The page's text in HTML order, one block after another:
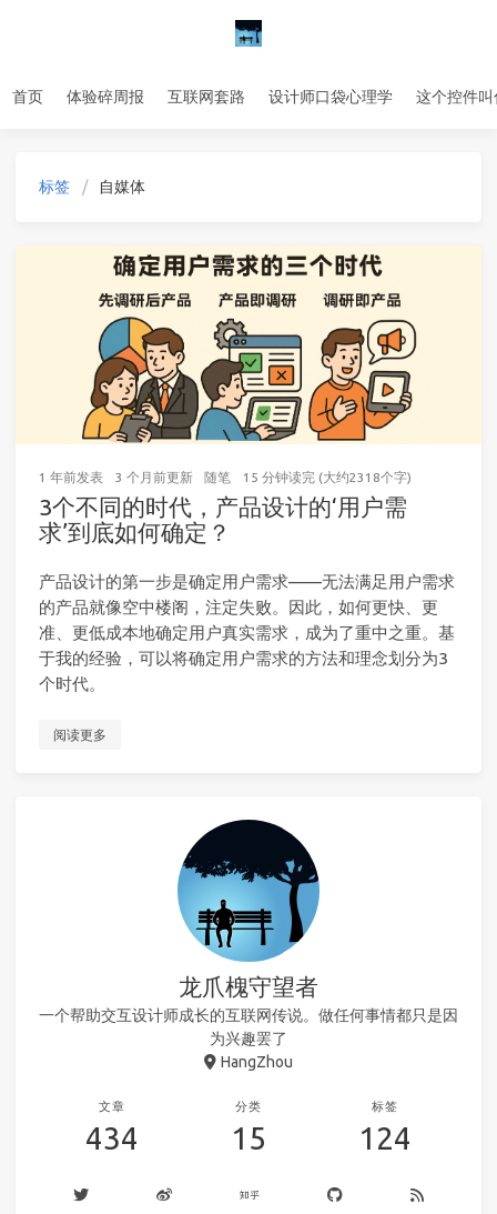
首页 体验碎周报 互联网套路 设计师口袋心理学 这个控件叫
标签 自媒体
1 年前发表 3 个月前更新 随笔 15 分钟读完 (大约2318个字)
3个不同的时代，产品设计的‘用户需
求’到底如何确定？
产品设计的第一步是确定用户需求——无法满足用户需求
的产品就像空中楼阁，注定失败。因此，如何更快、更
准、更低成本地确定用户真实需求，成为了重中之重。基
于我的经验，可以将确定用户需求的方法和理念划分为3
个时代。
阅读更多
龙爪槐守望者
一个帮助交互设计师成长的互联网传说。做任何事情都只是因
为兴趣罢了
HangZhou
文章
434
分类
15
标签
124